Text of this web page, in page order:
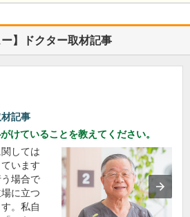
】ドクター取材記事
記事
けていることを教えてください。
しては
います
場合で
に立つ
。私自